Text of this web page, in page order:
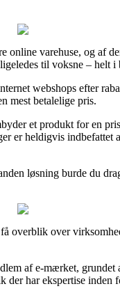
varehuse, og af
til voksne – helt
webshops efter
mest betalelige pris.
et produkt for en
er heldigvis indbefattet
løsning burde du
over
af e-mærket, grundet
har ekspertise inden